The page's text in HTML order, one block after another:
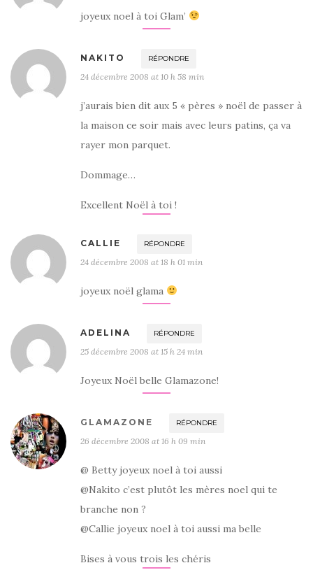
joyeux noel à toi Glam’
NAKITO RÉPONDRE
24 décembre 2008 at 10 h 58 min
j’aurais bien dit aux 5 « pères » noël de passer à
la maison ce soir mais avec leurs patins, ça va
rayer mon parquet.
Dommage…
Excellent Noël à toi !
CALLIE RÉPONDRE
24 décembre 2008 at 18 h 01 min
joyeux noël glama
ADELINA RÉPONDRE
25 décembre 2008 at 15 h 24 min
Joyeux Noël belle Glamazone!
GLAMAZONE RÉPONDRE
26 décembre 2008 at 16 h 09 min
@ Betty joyeux noel à toi aussi
@Nakito c’est plutôt les mères noel qui te
branche non ?
@Callie joyeux noel à toi aussi ma belle
Bises à vous trois les chéris